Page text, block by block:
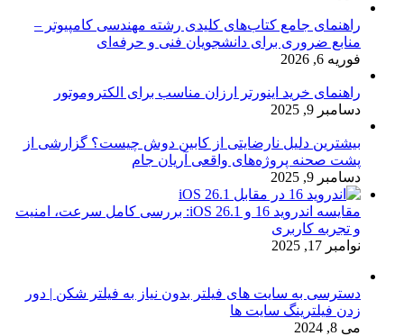
راهنمای جامع کتاب‌های کلیدی رشته مهندسی کامپیوتر –
منابع ضروری برای دانشجویان فنی و حرفه‌ای
فوریه 6, 2026
راهنمای خرید اینورتر ارزان مناسب برای الکتروموتور
دسامبر 9, 2025
بیشترین دلیل نارضایتی از کابین دوش چیست؟ گزارشی از
پشت صحنه پروژه‌های واقعی آریان جام
دسامبر 9, 2025
مقایسه اندروید 16 و iOS 26.1: بررسی کامل سرعت، امنیت
و تجربه کاربری
نوامبر 17, 2025
دسترسی به سایت های فیلتر بدون نیاز به فیلتر شکن | دور
زدن فیلترینگ سایت ها
می 8, 2024